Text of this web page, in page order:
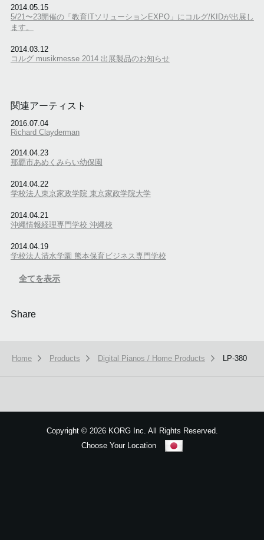
2014.05.15
5/21〜23開催の「教育ITソリューションEXPO」にコルグ/KIDが出展し
ます。
2014.03.12
コルグ musikmesse 2014 出展製品のお知らせ
関連アーティスト
2016.07.04
Richard Clayderman
2014.04.23
那覇市あめくみらい幼保園
2014.04.22
学校法人東京家政学院 東京家政学院大学
2014.04.21
沖縄情報経理専門学校 沖縄校
2014.04.19
学校法人清水学園 熊本保育ビジネス専門学校
全てを表示
Share
Home Products Digital Pianos / Home Products LP-380
Copyright ©2026 KORG Inc. All Rights Reserved.
Choose Your Location